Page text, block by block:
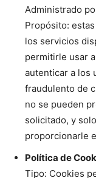
Administrado
Propósito:
los servicios
permitirle usar
autenticar a los
fraudulento de
no se pueden
solicitado, y
proporcionarle
Política de
Tipo: Cookies